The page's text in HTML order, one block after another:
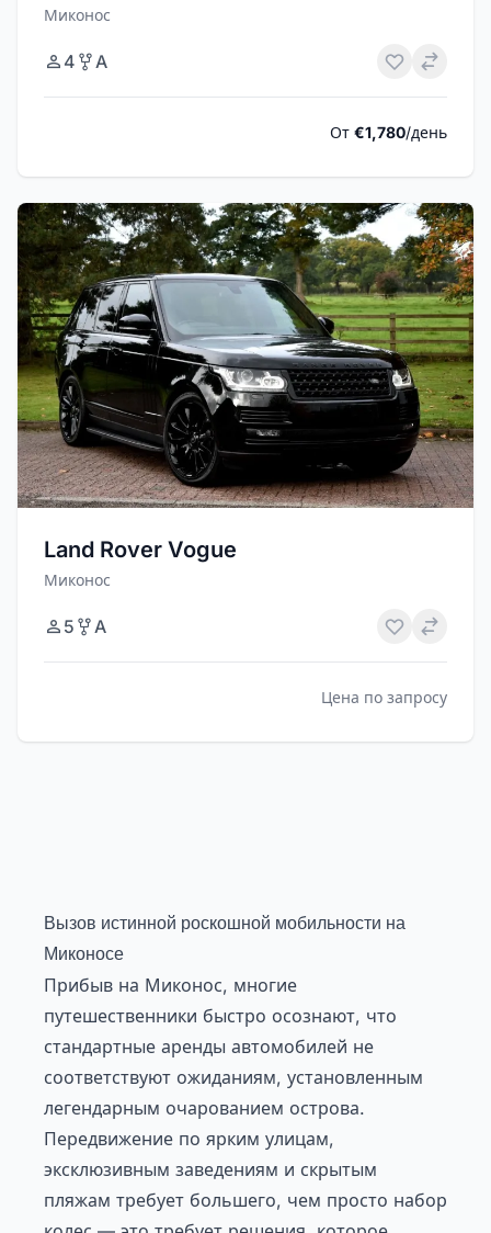
Миконос
4 A
От €1,780/день
Land Rover Vogue
Миконос
5 A
Цена по запросу
Вызов истинной роскошной мобильности на
Миконосе
Прибыв на Миконос, многие
путешественники быстро осознают, что
стандартные аренды автомобилей не
соответствуют ожиданиям, установленным
легендарным очарованием острова.
Передвижение по ярким улицам,
эксклюзивным заведениям и скрытым
пляжам требует большего, чем просто набор